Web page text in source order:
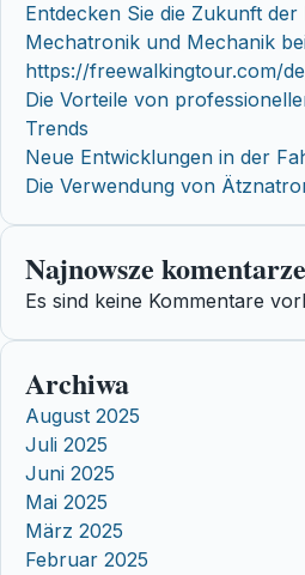
Entdecken Sie die Zukunft
Mechatronik und Mechanik
https://freewalkingtour.com/
Die Vorteile von
Trends
Neue Entwicklungen in der
Die Verwendung von
Najnowsze komentarze
Es sind keine Kommentare
Archiwa
August 2025
Juli 2025
Juni 2025
Mai 2025
März 2025
Februar 2025